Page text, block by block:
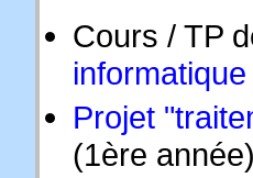
Cours / TP
informatique
Projet
(1ère